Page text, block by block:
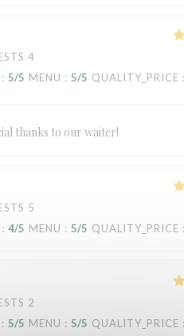
4
: 5/5 MENU : 5/5 QUALITY_PRICE
thanks to our waiter!
5
: 4/5 MENU : 5/5 QUALITY_PRICE
2
: 5/5 MENU : 5/5 QUALITY_PRICE